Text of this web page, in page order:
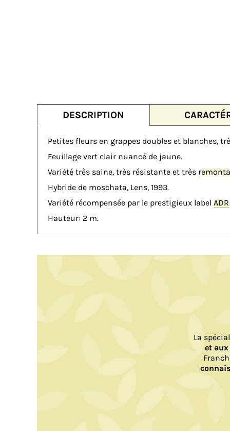
DESCRIPTION
Petites fleurs en grappes doubles et blanches,
Feuillage vert clair nuancé de jaune.
Variété très saine, très résistante et très
Hybride de moschata, Lens, 1993.
Variété récompensée par le prestigieux label ADR
Hauteur: 2 m.
La
et